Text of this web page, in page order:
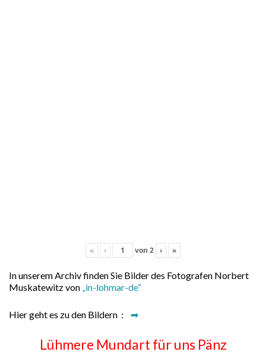
« ‹ von 2 › »
In unserem Archiv finden Sie Bilder des Fotografen Norbert
Muskatewitz von „in-lohmar-de“
Hier geht es zu den Bildern : ➡
Lühmere Mundart für uns Pänz